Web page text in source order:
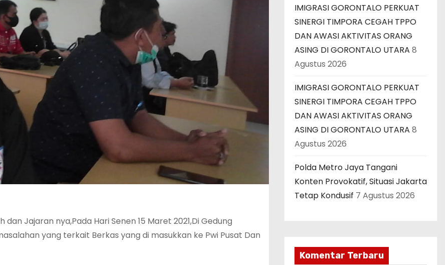
Jajaran nya,Pada Hari Senen 15 Maret 2021,Di Gedung
yang terkait Berkas yang di masukkan ke Pwi Pusat Dan
IMIGRASI GORONTALO PERKUAT
SINERGI TIMPORA CEGAH TPPO
DAN AWASI AKTIVITAS ORANG
ASING DI GORONTALO UTARA 8
Agustus 2026
IMIGRASI GORONTALO PERKUAT
SINERGI TIMPORA CEGAH TPPO
DAN AWASI AKTIVITAS ORANG
ASING DI GORONTALO UTARA 8
Agustus 2026
Polda Metro Jaya Tangani
Konten Provokatif, Situasi Jakarta
Tetap Kondusif 7 Agustus 2026
Komentar Terbaru